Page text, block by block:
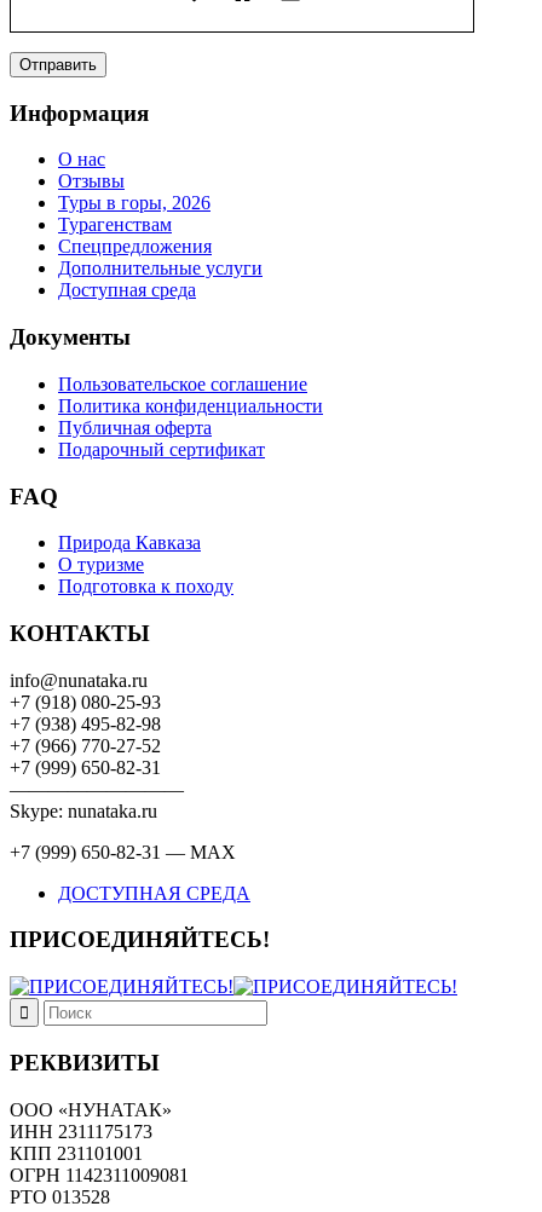
Информация
О нас
Отзывы
Туры в горы, 2026
Турагенствам
Спецпредложения
Дополнительные услуги
Доступная среда
Документы
Пользовательское соглашение
Политика конфиденциальности
Публичная оферта
Подарочный сертификат
FAQ
Природа Кавказа
О туризме
Подготовка к походу
КОНТАКТЫ
info@nunataka.ru
+7 (918) 080-25-93
+7 (938) 495-82-98
+7 (966) 770-27-52
+7 (999) 650-82-31
—————————
Skype: nunataka.ru
+7 (999) 650-82-31 — MAX
ДОСТУПНАЯ СРЕДА
ПРИСОЕДИНЯЙТЕСЬ!
РЕКВИЗИТЫ
ООО «НУНАТАК»
ИНН 2311175173
КПП 231101001
ОГРН 1142311009081
PTO 013528